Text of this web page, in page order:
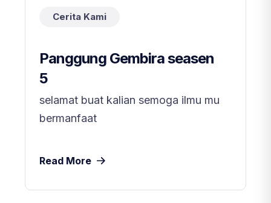
Cerita Kami
Panggung Gembira seasen
5
selamat buat kalian semoga ilmu mu
bermanfaat
Read More